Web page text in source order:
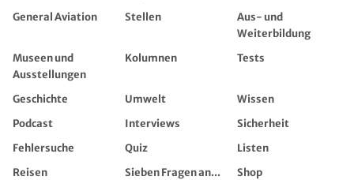
General Aviation
Stellen
Aus- und
Weiterbildung
Museen und
Ausstellungen
Kolumnen Tests
Geschichte Umwelt
Wissen
Podcast
Interviews
Sicherheit
Fehlersuche
Quiz
Listen
Reisen
Sieben Fragen an...
Shop